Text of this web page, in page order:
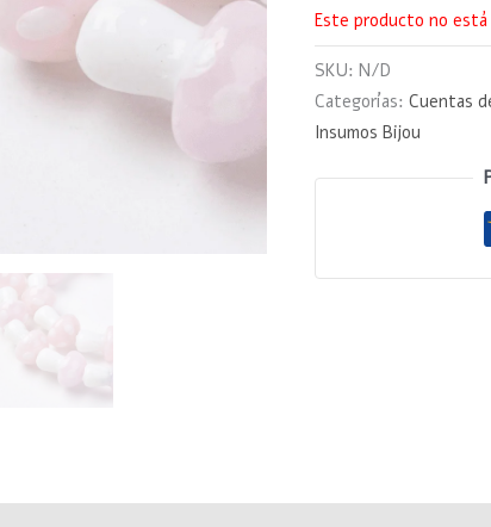
Este producto no está
SKU: N/D
Categorías: Cuentas
Insumos Bijou